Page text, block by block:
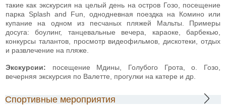
такие как экскурсия на целый день на остров Гозо, посещение
парка Splash and Fun, однодневная поездка на Комино или
купание на одном из песчаных пляжей Мальты. Примеры
досуга: боулинг, танцевальные вечера, караоке, барбекью,
конкурсы талантов, просмотр видеофильмов, дискотеки, отдых
и развлечение на пляже.
Экскурсии: посещение Мдины, Голубого Грота, о. Гозо,
вечерняя экскурсия по Валетте, прогулки на катере и др.
Спортивные мероприятия